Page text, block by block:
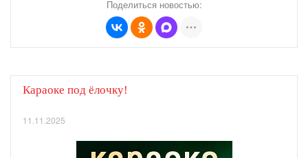
Поделиться новостью:
Караоке под ёлочку!
11.11.2025